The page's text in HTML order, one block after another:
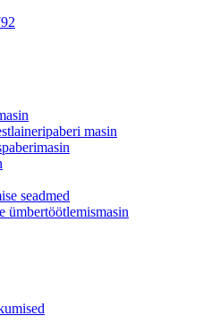
masin
seadmed
ümbertöötlemismasin